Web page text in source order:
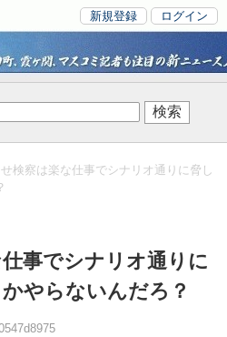
新規登録 ログイン
検察は楽な仕事でシナリオ通りに脅し
事でシナリオ通りに
やらないんだろ？